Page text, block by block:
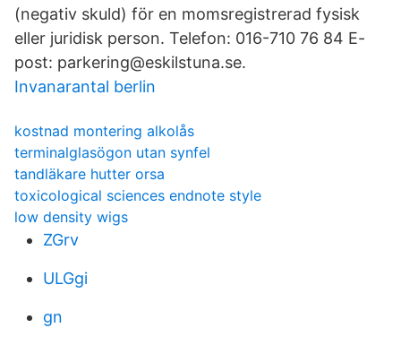
(negativ skuld) för en momsregistrerad fysisk
eller juridisk person. Telefon: 016-710 76 84 E-
post: parkering@eskilstuna.se.
Invanarantal berlin
kostnad montering alkolås
terminalglasögon utan synfel
tandläkare hutter orsa
toxicological sciences endnote style
low density wigs
ZGrv
ULGgi
gn